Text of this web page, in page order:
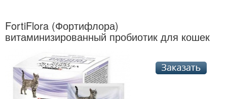
FortiFlora (Фортифлора)
витаминизированный пробиотик для кошек